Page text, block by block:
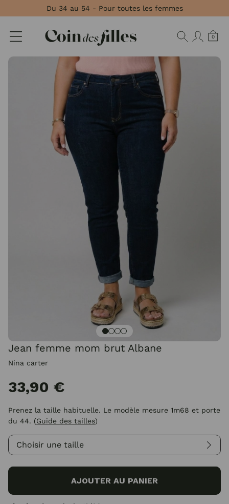
Du 34 au 54 - Pour toutes les femmes
0
Jean femme mom brut Albane
Nina carter
33,90 €
Prenez la taille habituelle. Le modèle mesure 1m68 et porte
du 44. (Guide des tailles)
Choisir une taille
AJOUTER AU PANIER
Panneau de gestion des cookies